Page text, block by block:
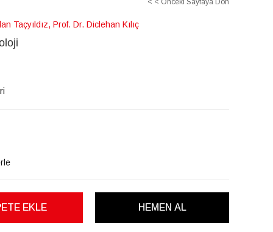
< < Önceki Sayfaya Dön
Taçyıldız, Prof. Dr. Diclehan Kılıç